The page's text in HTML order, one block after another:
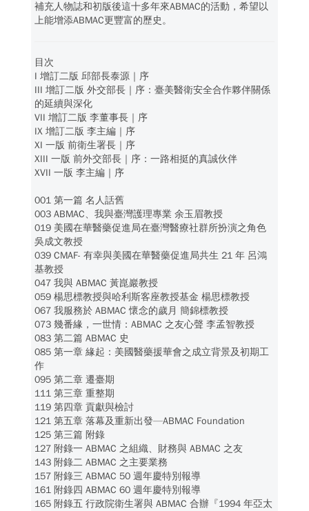
補充人物誌和初版後這十多年來ABMAC的活動，希望以
上能增添ABMAC更豐富的歷史。
目次
I 增訂二版 邱部長泰源｜序
III 增訂二版 外交部長｜序：臺美醫衛安全合作夥伴關係
的延續與深化
VII 增訂二版 李董事長｜序
IX 增訂二版 李主編｜序
XI 一版 前衛生署長｜序
XIII 一版 前外交部長｜序：一路相挺的真誠伙伴
XVII 一版 李主編｜序
001 第一篇 名人話舊
003 ABMAC、我與臺灣護理專業 余玉眉教授
019 美國在華醫藥促進局在臺灣醫療社群所扮演之角色
吳成文教授
039 CMAF- 有幸與美國在華醫藥促進局共生 21 年 呂鴻
基教授
047 我與 ABMAC 黃崑巖教授
059 楊思標教授與哈利斯客座教授基金 楊思標教授
067 我服務於 ABMAC 懷念的歲月 簡錦標教授
073 幾番緣，一世情：ABMAC 之友心聲 李孟智教授
083 第二篇 ABMAC 史
085 第一章 緣起：美國醫藥援華會之成立背景及初期工
作
095 第二章 遷臺期
111 第三章 重整期
119 第四章 貢獻與檢討
121 第五章 落幕及重新出發—ABMAC Foundation
125 第三篇 附錄
127 附錄一 ABMAC 之組織、財務與 ABMAC 之友
143 附錄二 ABMAC 之主要業務
157 附錄三 ABMAC 50 週年慶特別報導
161 附錄四 ABMAC 60 週年慶特別報導
165 附錄五 行政院衛生署與 ABMAC 合辦『1994 年亞太